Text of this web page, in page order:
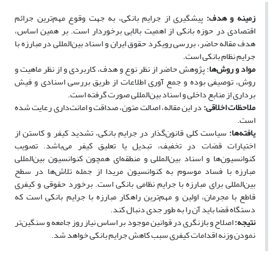
زمینه و هدف: پیشگیری از جرایم بانکی، به جهت وقوع مهم‌ترین جرائم
اقتصادی در حوزه بانکی از اهمیت بالایی برخوردار است. بر همین اساس،
هدف مقاله حاضر، بررسی رویکرد حقوق ایران و اسناد بین‌المللی در مبارزه با
جرایم نظام بانکی است.
مواد و روش‌ها: پژوهش حاضر از نظر نوع و هدف، کاربردی و از نظر ماهیت و
روش، توصیفی بوده و جمع آوری اطلاعات از طریق بررسی اسنادی و فیش
برداری از منابع داخلی و اسناد بین‌المللی صورت گرفته است.
ملاحظات اخلاقی:در این مقاله، اصالت متون، صداقت و امانت‌داری رعایت شده
است.
یافته‌ها: سیاست کلی قانون‌گذار در جرایم بانکی، تشدید کیفر و کاستن از
اختیارات قضات در تخفیف، تبدیل یا تعلیق کیفر می‌باشد. تصویب
کنوانسیون‌ها و اسناد بین‌المللی و منطقه‌ای همچون کنوانسیون بین‌المللی
مبارزه با فساد موسوم به کنوانسیون مریدا از جمله تلاش‌ها در سطح
بین‌المللی برای مبارزه با جرایم نظامی بانکی است. برخورد حقوقی و کیفری
قاطع با مجرمان، اولین و مهم‌ترین راهکار مبارزه با جرایم بانکی است که
دستگاه قضا باید آن را به طور جدی دنبال کند.
نتیجه:اصلاح و بازنگری در قوانین موجود بر اساس نیاز روز جامعه و سنگین‌تر
نمودن وزنه اقدامات کیفری سبب کاهش جرایم بانکی خواهد شد.